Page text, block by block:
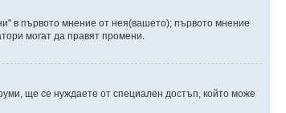
в първото мнение от нея(вашето); първото мнение
могат да правят промени.
ще се нуждаете от специален достъп, който може